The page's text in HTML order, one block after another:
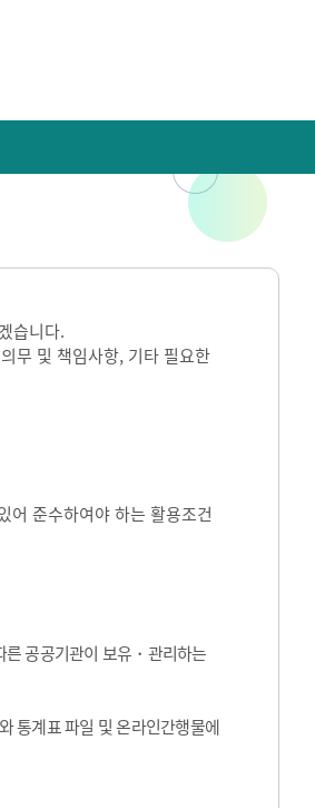
습니다.
무 및 책임사항, 기타 필요한
어 준수하여야 하는 활용조건
공공기관이 보유・관리하는
통계표 파일 및 온라인간행물에